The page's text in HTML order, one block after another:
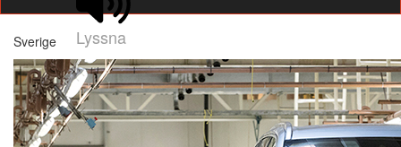
Lyssna
Sverige